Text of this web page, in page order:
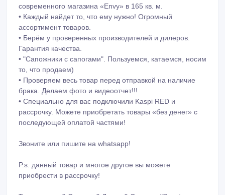
современного магазина «Envy» в 165 кв. м.
• Каждый найдет то, что ему нужно! Огромный
ассортимент товаров.
• Берём у проверенных производителей и дилеров.
Гарантия качества.
• "Сапожники с сапогами". Пользуемся, катаемся, носим
то, что продаем)
• Проверяем весь товар перед отправкой на наличие
брака. Делаем фото и видеоотчет!!!
• Специально для вас подключили Kaspi RED и
рассрочку. Можете приобретать товары «без денег» с
последующей оплатой частями!
Звоните или пишите на whatsapp!
P.s. данный товар и многое другое вы можете
приобрести в рассрочку!